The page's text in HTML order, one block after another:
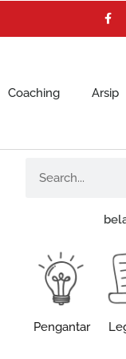
a
c
e
Coaching Arsip
Pengantar